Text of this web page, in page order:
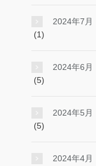
2024年7月
(1)
2024年6月
(5)
2024年5月
(5)
2024年4月